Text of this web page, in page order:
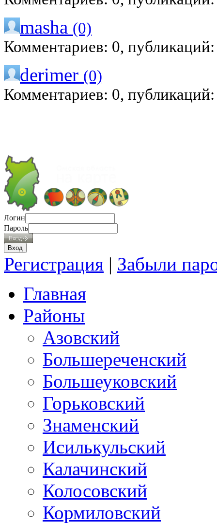
masha (0)
Комментариев: 0,
derimer (0)
Комментариев: 0,
Логин
Пароль
Регистрация | Забыли
Главная
Районы
Азовский
Большереченский
Большеуковский
Горьковский
Знаменский
Исилькульский
Калачинский
Колосовский
Кормиловский